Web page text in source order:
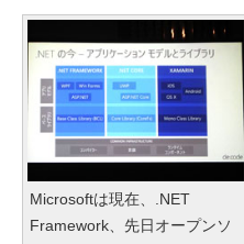
Microsoftは現在、.NET
Framework、先日オープンソ